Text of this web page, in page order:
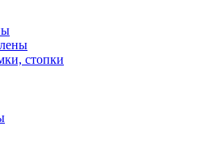
стопки